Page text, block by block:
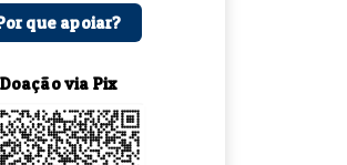
que apoiar?
Doação via Pix